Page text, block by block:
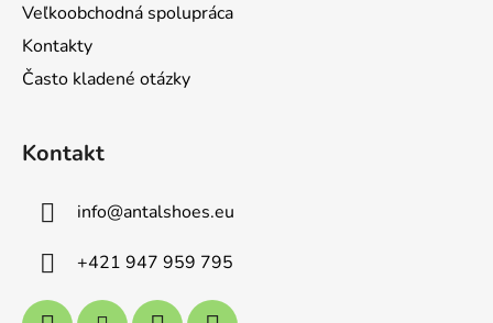
Veľkoobchodná spolupráca
Kontakty
Často kladené otázky
Kontakt
info@antalshoes.eu
+421 947 959 795